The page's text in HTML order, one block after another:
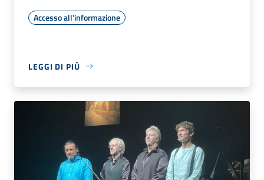
Accesso all'informazione
LEGGI DI PIÙ